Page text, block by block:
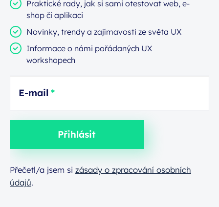
Praktické rady, jak si sami otestovat web, e-
shop či aplikaci
Novinky, trendy a zajímavosti ze světa UX
Informace o námi pořádaných UX
workshopech
E-mail
Přihlásit
Přečetl/a jsem si zásady o zpracování osobních
údajů.